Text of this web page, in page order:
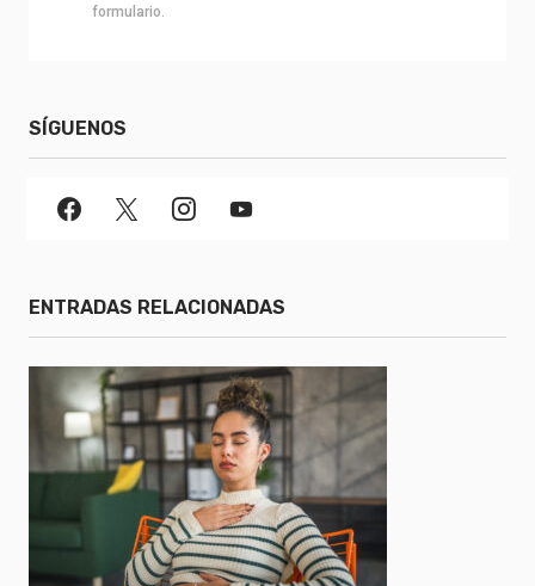
formulario.
SÍGUENOS
ENTRADAS RELACIONADAS